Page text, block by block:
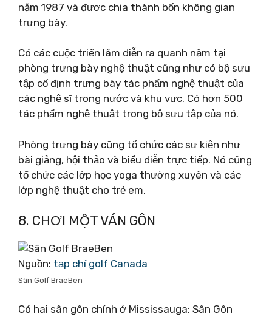
năm 1987 và được chia thành bốn không gian
trưng bày.
Có các cuộc triển lãm diễn ra quanh năm tại
phòng trưng bày nghệ thuật cũng như có bộ sưu
tập cố định trưng bày tác phẩm nghệ thuật của
các nghệ sĩ trong nước và khu vực. Có hơn 500
tác phẩm nghệ thuật trong bộ sưu tập của nó.
Phòng trưng bày cũng tổ chức các sự kiện như
bài giảng, hội thảo và biểu diễn trực tiếp. Nó cũng
tổ chức các lớp học yoga thường xuyên và các
lớp nghệ thuật cho trẻ em.
8. CHƠI MỘT VÁN GÔN
Nguồn: tạp chí golf Canada
Sân Golf BraeBen
Có hai sân gôn chính ở Mississauga; Sân Gôn